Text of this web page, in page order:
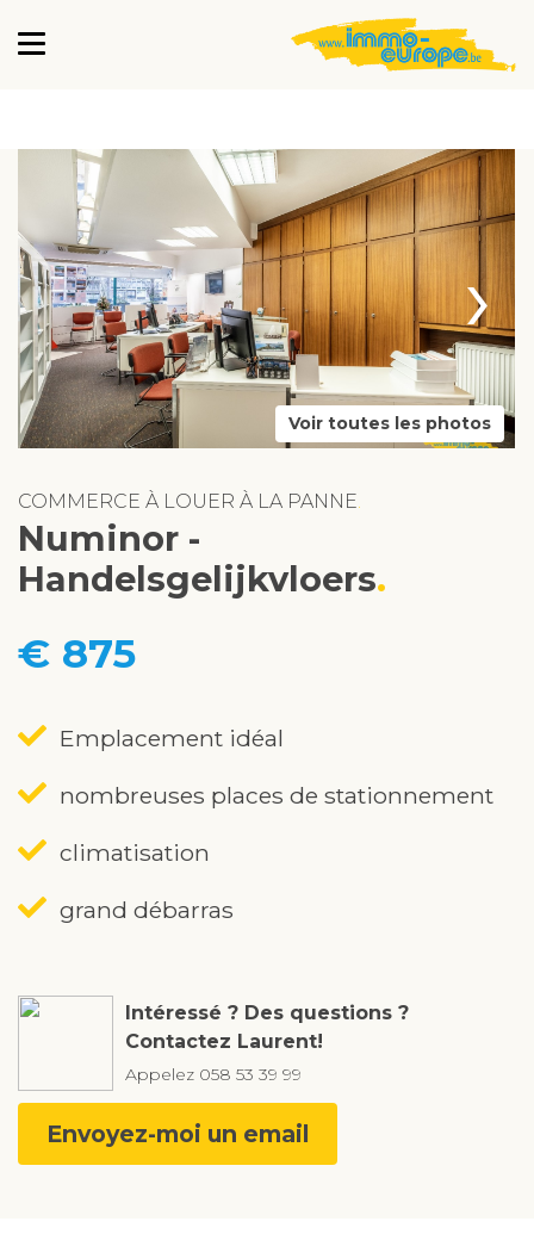
›
Voir toutes les photos
COMMERCE À LOUER À LA PANNE
Numinor -
Handelsgelijkvloers
€ 875
Emplacement idéal
nombreuses places de stationnement
climatisation
grand débarras
Intéressé ? Des questions ?
Contactez Laurent!
Appelez 058 53 39 99
Envoyez-moi un email